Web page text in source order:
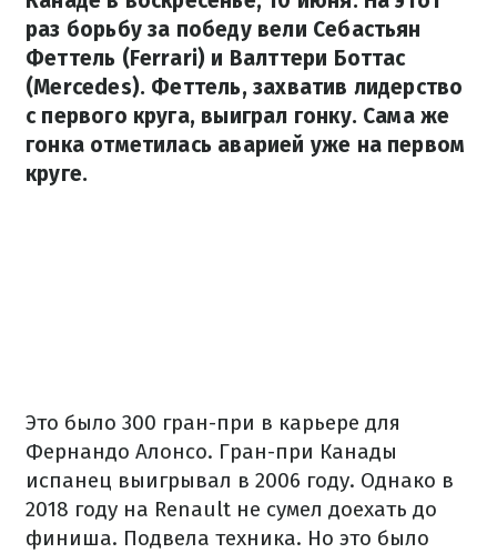
раз борьбу за победу вели Себастьян
Феттель (Ferrari) и Валттери Боттас
(Mercedes). Феттель, захватив лидерство
с первого круга, выиграл гонку. Сама же
гонка отметилась аварией уже на первом
круге.
Это было 300 гран-при в карьере для
Фернандо Алонсо. Гран-при Канады
испанец выигрывал в 2006 году. Однако в
2018 году на Renault не сумел доехать до
финиша. Подвела техника. Но это было